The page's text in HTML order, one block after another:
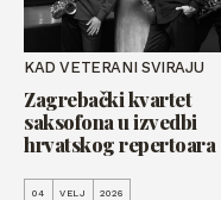
KAD VETERANI SVIRAJU
Zagrebački kvartet
saksofona u izvedbi
hrvatskog repertoara
04 VELJ 2026